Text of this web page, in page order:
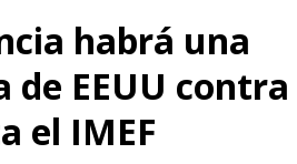
chiles jalapeños en Nuevo León por brote de
ALBERTO BOARDMAN
Municipal de Participación de la Mujer
habrá una
EEUU contra
el IMEF